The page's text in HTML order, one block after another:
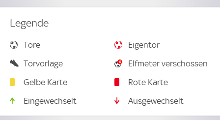
Legende
Tore
Eigentor
Torvorlage
Elfmeter verschossen
Gelbe Karte
Rote Karte
Eingewechselt
Ausgewechselt